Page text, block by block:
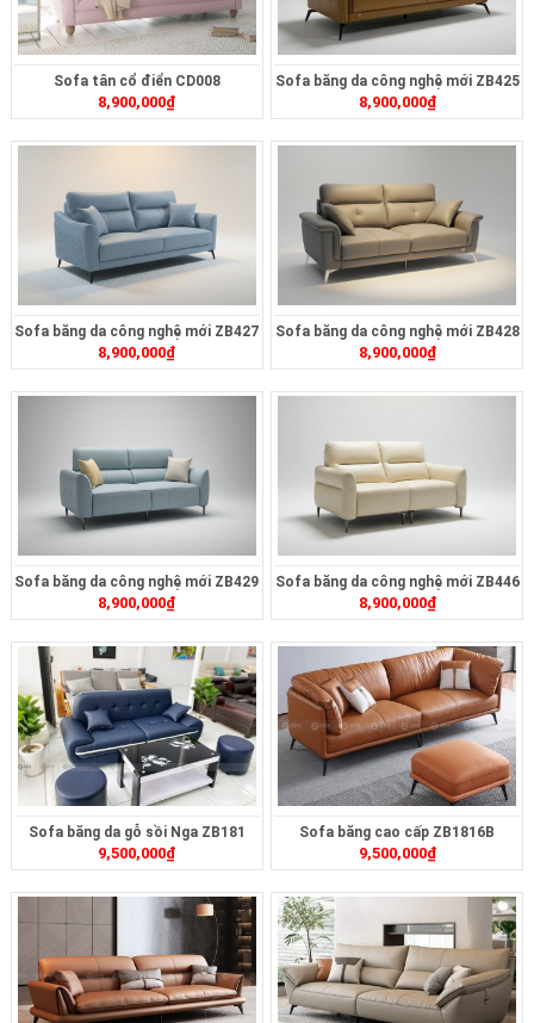
Sofa tân cổ điển CD008
8,900,000₫
Sofa băng da công nghệ mới ZB425
8,900,000₫
Sofa băng da công nghệ mới ZB427
8,900,000₫
Sofa băng da công nghệ mới ZB428
8,900,000₫
Sofa băng da công nghệ mới ZB429
8,900,000₫
Sofa băng da công nghệ mới ZB446
8,900,000₫
Sofa băng da gỗ sồi Nga ZB181
9,500,000₫
Sofa băng cao cấp ZB1816B
9,500,000₫